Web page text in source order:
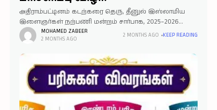
அதிராம்பட்டினம் கடற்கரை தெரு, தீனுல் இஸ்லாமிய
இளைஞர்கள் நற்பணி மன்றம் சார்பாக, 2025–2026
கல்வியாண்டில் பொதுத்தேர்வில் சிறந்து விளங்கிய
மாணவர்களை ஊக்குவிக்கும் வகையில் "கல்வி
விழிப்புணர்வு மாநாடு மற்றும் பரிசளிப்பு விழா"
நடைபெற உள்ளது. இது குறித்து தீனுல் இஸ்லாமிய
இளைஞர்கள்
MOHAMED ZABEER
2 MONTHS AGO
2 MONTHS AGO KEEP READING